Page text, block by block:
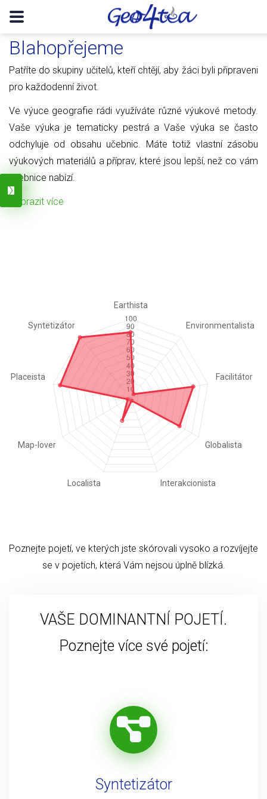
Blahopřejeme
Patříte do skupiny učitelů, kteří chtějí, aby žáci byli připraveni
pro každodenní život.
Ve výuce geografie rádi využíváte různé výukové metody.
Vaše výuka je tematicky pestrá a Vaše výuka se často
odchyluje od obsahu učebnic. Máte totiž vlastní zásobu
výukových materiálů a příprav, které jsou lepší, než co vám
učebnice nabízí.
Zobrazit více
Poznejte pojetí, ve kterých jste skórovali vysoko a rozvíjejte
se v pojetích, která Vám nejsou úplně blízká.
VAŠE DOMINANTNÍ POJETÍ.
Poznejte více své pojetí:
Syntetizátor